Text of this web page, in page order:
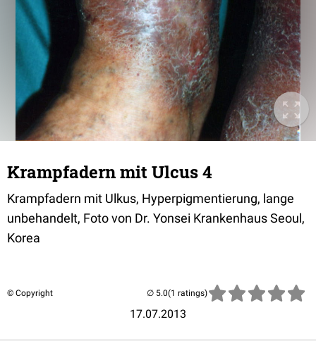
Krampfadern mit Ulcus 4
Krampfadern mit Ulkus, Hyperpigmentierung, lange
unbehandelt, Foto von Dr. Yonsei Krankenhaus Seoul,
Korea
© Copyright
17.07.2013
(1 ratings)